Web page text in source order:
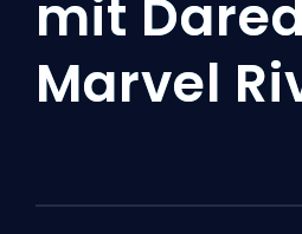
mit
Marvel